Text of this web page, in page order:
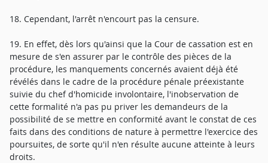
18. Cependant, l'arrêt n'encourt pas la censure.
19. En effet, dès lors qu'ainsi que la Cour de cassation est en
mesure de s'en assurer par le contrôle des pièces de la
procédure, les manquements concernés avaient déjà été
révélés dans le cadre de la procédure pénale préexistante
suivie du chef d'homicide involontaire, l'inobservation de
cette formalité n'a pas pu priver les demandeurs de la
possibilité de se mettre en conformité avant le constat de ces
faits dans des conditions de nature à permettre l'exercice des
poursuites, de sorte qu'il n'en résulte aucune atteinte à leurs
droits.